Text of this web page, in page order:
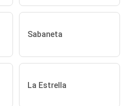
Sabaneta
La Estrella